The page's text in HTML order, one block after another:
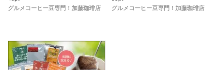
グルメコーヒー豆専門！加藤珈琲店
グルメコーヒー豆専門！加藤珈琲店